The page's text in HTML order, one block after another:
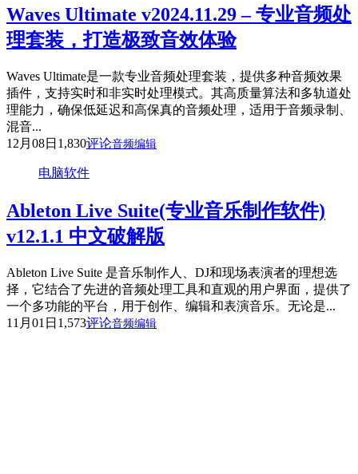
Waves Ultimate v2024.11.29 – 专业音频处
理套装，打造极致音效体验
Waves Ultimate是一款专业音频处理套装，提供多种音频效果
插件，支持实时和非实时处理模式。其高质量算法和多轨道处
理能力，确保低延迟和高保真的音频处理，适用于音频录制、
混音...
12月08日 1,830评论音频编辑
电脑软件
Ableton Live Suite(专业音乐制作软件)
v12.1.1 中文破解版
Ableton Live Suite 是音乐制作人、DJ和现场表演者的理想选
择，它结合了先进的音频处理工具和直观的用户界面，提供了
一个多功能的平台，用于创作、编辑和表演音乐。无论是...
11月01日 1,573评论音频编辑